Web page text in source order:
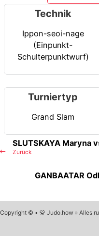
Technik
Ippon-seoi-nage
(Einpunkt-
Schulterpunktwurf)
Turniertyp
Grand Slam
Zurück
SLUTSKAYA Maryna
GANBAATAR
Copyright © • 🥋 Judo.how » Alles